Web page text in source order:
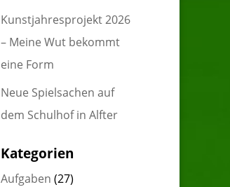
Kunstjahresprojekt 2026
– Meine Wut bekommt
eine Form
Neue Spielsachen auf
dem Schulhof in Alfter
Kategorien
Aufgaben (27)